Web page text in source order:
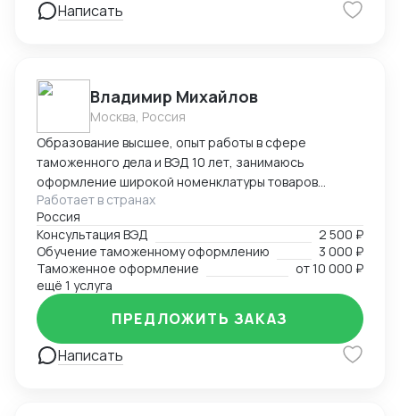
Написать
Владимир Михайлов
Москва, Россия
Образование высшее, опыт работы в сфере
таможенного дела и ВЭД 10 лет, занимаюсь
оформление широкой номенклатуры товаров
(полный цикл ТО), консультированием,
организацией международных перевозок,
организацией всех операционных процессов
связанных с импортно-экспортной деятельностью в
организациях. Свободно владею английским языком.
Также выполню прочие интересные проекты.
Работает в странах
Россия
Консультация ВЭД
2 500 ₽
Обучение таможенному оформлению
3 000 ₽
Таможенное оформление
от10 000 ₽
ещё 1 услуга
Написать
ПРЕДЛОЖИТЬ ЗАКАЗ